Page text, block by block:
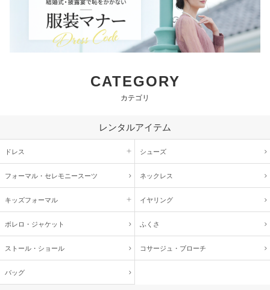
CATEGORY
カテゴリ
レンタルアイテム
ドレス シューズ
フォーマル・ セレモニースーツ ネックレス
キッズフォーマル イヤリング
ボレロ・ジャケット ふくさ
ストール・ショール コサージュ・ ブローチ
バッグ